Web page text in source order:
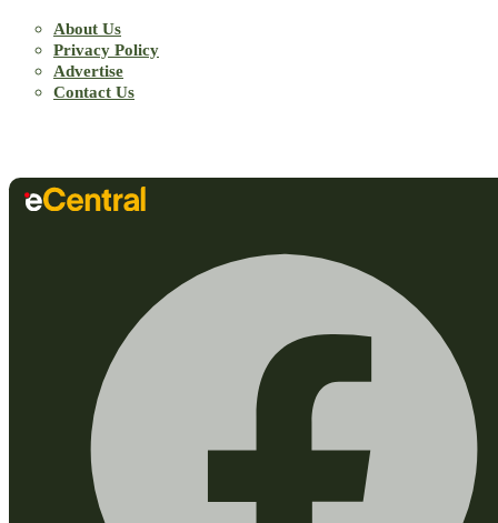
About Us
Privacy Policy
Advertise
Contact Us